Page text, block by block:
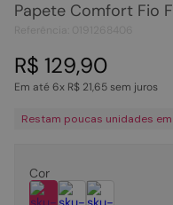
Papete Comfort Fio
R$ 129,90
Em até6x R$ 21,65sem juros
Restam poucas unidades
Cor
4º
bota
5º
sandalia
6º
tamanco
sapatilha